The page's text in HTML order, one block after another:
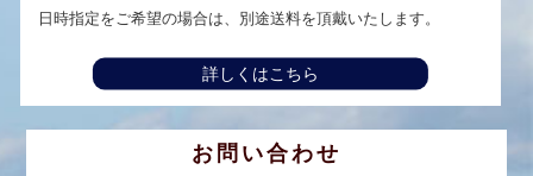
日時指定をご希望の場合は、別途送料を頂戴いたします。
詳しくはこちら
お問い合わせ